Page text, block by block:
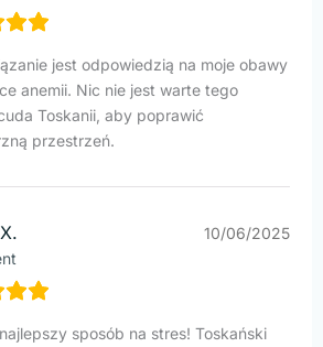
jest odpowiedzią na moje obawy
anemii. Nic nie jest warte tego
Toskanii, aby poprawić
przestrzeń.
10/06/2025
sposób na stres! Toskański